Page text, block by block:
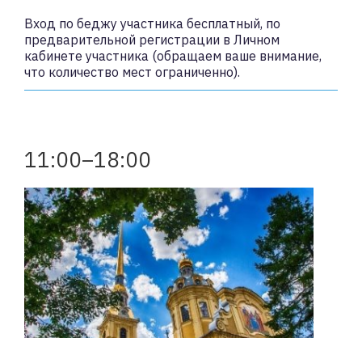
Вход по беджу участника бесплатный, по
предварительной регистрации в Личном
кабинете участника (обращаем ваше внимание,
что количество мест ограниченно).
11:00–18:00